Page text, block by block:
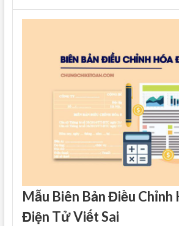
Mẫu Biên Bản Điều Chỉnh
Điện Tử Viết Sai